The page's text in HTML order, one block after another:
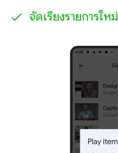
จัดเรียงรายการใหม่